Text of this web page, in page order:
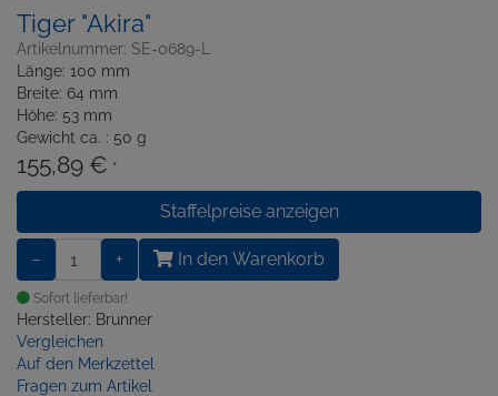
Tiger "Akira"
Artikelnummer: SE-0689-L
Länge: 100 mm
Breite: 64 mm
Höhe: 53 mm
Gewicht ca. : 50 g
155,89 € *
Staffelpreise anzeigen
− + In den Warenkorb
Sofort lieferbar!
Hersteller: Brunner
Vergleichen
Auf den Merkzettel
Fragen zum Artikel